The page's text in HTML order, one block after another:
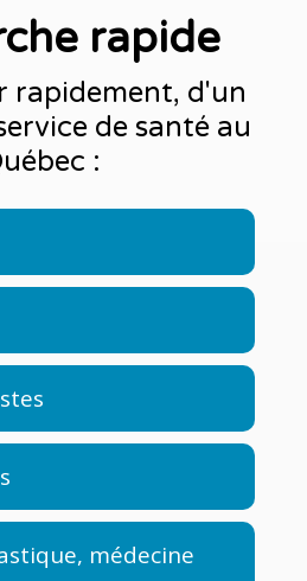
rapide
rapidement, d'un
de santé au
:
médecine